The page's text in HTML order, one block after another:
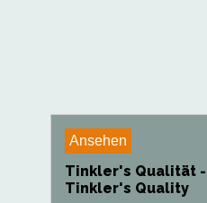
Ansehen
Tinkler's Qualität -
Tinkler's Quality